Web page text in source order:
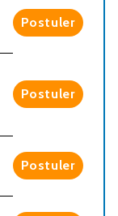
Postuler
Postuler
Postuler